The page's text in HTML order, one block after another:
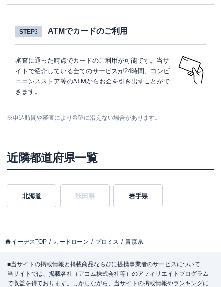
STEP3 ATMでカードのご利用
審査に通った時点でカードのご利用が可能です。当サ
イトで紹介している全てのサービスが24時間、コンビ
ニエンスストア等のATMからお金を引き出すことがで
きます。
※申込時間や審査により希望に沿えない場合があります。
近隣都道府県一覧
北海道 秋田県 岩手県
イーデスTOP カードローン プロミス 青森県
■当サイトの掲載情報と掲載商品ならびに提携事業者のサービスについて
当サイトでは、掲載各社（アコム株式会社等）のアフィリエイトプログラム
で収益を得ております。しかしながら、当サイトの掲載情報やランキングに